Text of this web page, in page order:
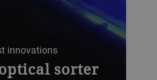
innovations
sorter